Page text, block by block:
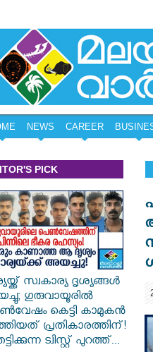
NEWS CAREER
PICK
സ്വകാര്യ ദൃശ്യങ്ങൾ
ഗുരുവായൂരിൽ
കെട്ടി കാമുകൻ
പ്രതികാരത്തിന്!
ട്വിസ്റ്റ് പുറത്ത്...